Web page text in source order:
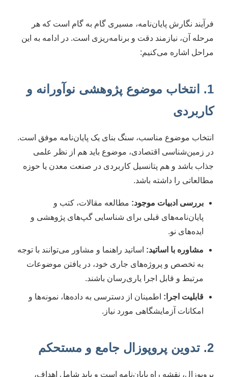
فرآیند نگارش پایان‌نامه، مسیری گام به گام است که هر
مرحله آن، نیازمند دقت و برنامه‌ریزی است. در ادامه به این
مراحل اشاره می‌کنیم:
1. انتخاب موضوع پژوهشی نوآورانه و
کاربردی
انتخاب موضوع مناسب، سنگ بنای یک پایان‌نامه موفق است.
در زمین‌شناسی اقتصادی، موضوع باید هم از نظر علمی
جذاب باشد و هم پتانسیل کاربردی در صنعت معدن یا حوزه
مطالعاتی را داشته باشد.
بررسی ادبیات موجود: مطالعه مقالات، کتب و
پایان‌نامه‌های قبلی برای شناسایی گپ‌های پژوهشی و
ایده‌های نو.
مشاوره با اساتید: اساتید راهنما و مشاور می‌توانند با توجه
به تخصص و پروژه‌های جاری خود، در یافتن موضوعات
مرتبط و قابل اجرا یاری‌رسان باشند.
قابلیت اجرا: اطمینان از دسترسی به داده‌ها، نمونه‌ها و
امکانات آزمایشگاهی مورد نیاز.
2. تدوین پروپوزال جامع و مستحکم
پروپوزال، نقشه راه پایان‌نامه است و باید شامل اهداف،